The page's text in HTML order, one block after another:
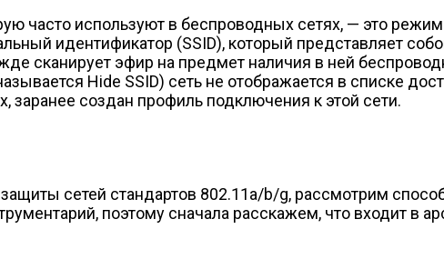
часто используют в беспроводных сетях, — это
идентификатор (SSID), который представляет
сканирует эфир на предмет наличия в ней
Hide SSID) сеть не отображается в списке
заранее создан профиль подключения к этой сети.
сетей стандартов 802.11a/b/g, рассмотрим
поэтому сначала расскажем, что входит в